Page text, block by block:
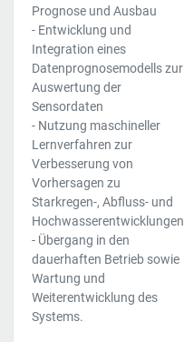
Prognose und Ausbau
- Entwicklung und
Integration eines
Datenprognosemodells zur
Auswertung der
Sensordaten
- Nutzung maschineller
Lernverfahren zur
Verbesserung von
Vorhersagen zu
Starkregen-, Abfluss- und
Hochwasserentwicklungen
- Übergang in den
dauerhaften Betrieb sowie
Wartung und
Weiterentwicklung des
Systems.